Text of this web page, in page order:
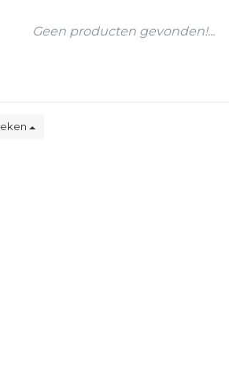
Geen producten gevonden!...